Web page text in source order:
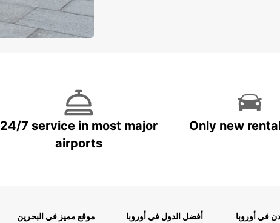
24/7 service in most major
airports
Only new
موقع مميز في البحرين
أفضل الدول في أوروبا
في أوروبا